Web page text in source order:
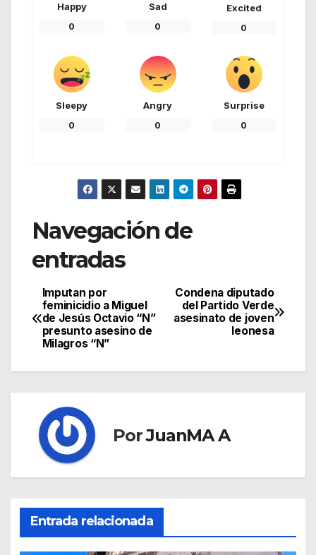
Happy
0
Sad
0
Excited
0
Sleepy
0
Angry
0
Surprise
0
Navegación de
entradas
Condena diputado
del Partido Verde
asesinato de joven
leonesa
Imputan por
feminicidio a Miguel
de Jesús Octavio “N”
presunto asesino de
Milagros “N”
PorJuanMA A
Entrada relacionada